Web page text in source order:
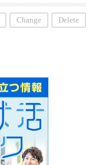
Change Delete